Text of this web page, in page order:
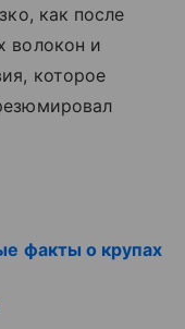
как после
волокон и
которое
факты о крупах